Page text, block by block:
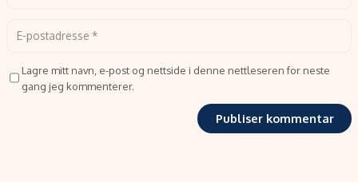
Lagre mitt navn, e-post og nettside i denne nettleseren for neste
gang jeg kommenterer.